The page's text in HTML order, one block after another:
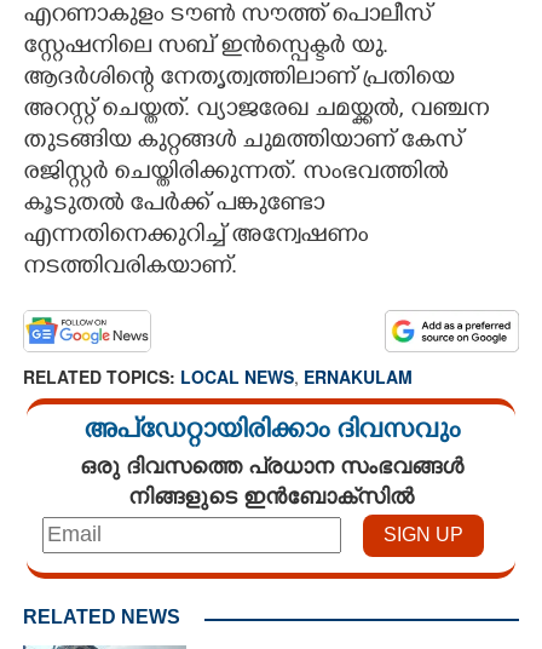
എറണാകുളം ടൗൺ സൗത്ത് പൊലീസ്
സ്റ്റേഷനിലെ സബ് ഇൻസ്പെക്ടർ യു.
ആദർശിന്റെ നേതൃത്വത്തിലാണ് പ്രതിയെ
അറസ്റ്റ് ചെയ്തത്. വ്യാജരേഖ ചമയ്ക്കൽ, വഞ്ചന
തുടങ്ങിയ കുറ്റങ്ങൾ ചുമത്തിയാണ് കേസ്
രജിസ്റ്റർ ചെയ്തിരിക്കുന്നത്. സംഭവത്തിൽ
കൂടുതൽ പേർക്ക് പങ്കുണ്ടോ
എന്നതിനെക്കുറിച്ച് അന്വേഷണം
നടത്തിവരികയാണ്.
RELATED TOPICS: LOCAL NEWS, ERNAKULAM
അപ്ഡേറ്റായിരിക്കാം ദിവസവും
ഒരു ദിവസത്തെ പ്രധാന സംഭവങ്ങൾ
നിങ്ങളുടെ ഇൻബോക്സിൽ
RELATED NEWS